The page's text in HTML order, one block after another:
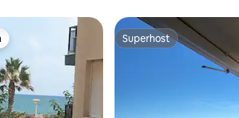
Superhost
Superhost